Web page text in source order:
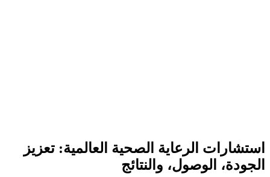
استشارات الرعاية الصحية العالمية: تعزيز
الجودة، الوصول، والنتائج